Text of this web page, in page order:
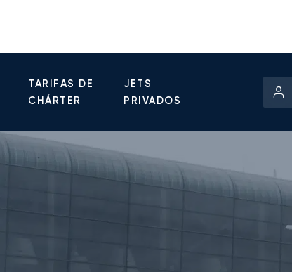
TARIFAS DE
CHÁRTER
JETS
PRIVADOS